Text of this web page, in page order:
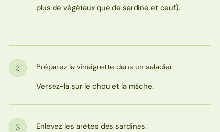
plus de végétaux que de sardine et oeuf).
Étape
2
Préparez la vinaigrette dans un saladier.
Versez-la sur le chou et la mâche.
3 Enlevez les arêtes des sardines.